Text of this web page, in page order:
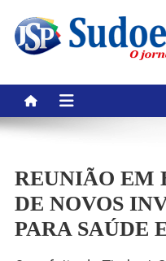
content
REUNIÃO EM
DE NOVOS
PARA SAÚDE